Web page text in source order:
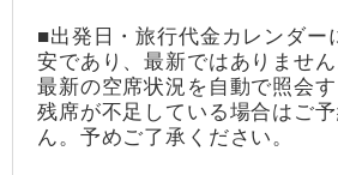
■出発日・旅行代金カレンダー
安であり、最新ではありませ
最新の空席状況を自動で照会
残席が不足している場合はご
ん。予めご了承ください。